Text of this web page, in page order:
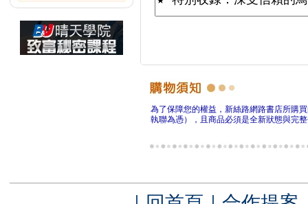
為了保障您的權益，新絲路網路書店所購
執聯為憑），且商品必須是全新狀態與完